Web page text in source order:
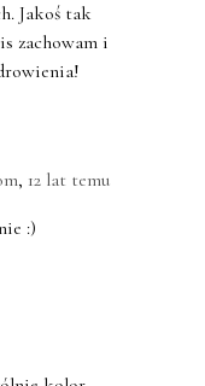
Jakoś tak
zachowam i
, 12 lat temu
:)